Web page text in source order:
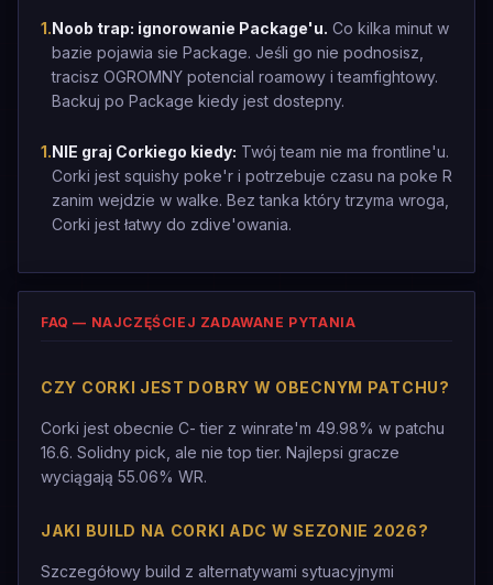
1.Noob trap: ignorowanie Package'u. Co kilka minut w
bazie pojawia sie Package. Jeśli go nie podnosisz,
tracisz OGROMNY potencial roamowy i teamfightowy.
Backuj po Package kiedy jest dostepny.
1.NIE graj Corkiego kiedy: Twój team nie ma frontline'u.
Corki jest squishy poke'r i potrzebuje czasu na poke R
zanim wejdzie w walke. Bez tanka który trzyma wroga,
Corki jest łatwy do zdive'owania.
FAQ — NAJCZĘŚCIEJ ZADAWANE PYTANIA
CZY CORKI JEST DOBRY W OBECNYM PATCHU?
Corki jest obecnie C- tier z winrate'm 49.98% w patchu
16.6. Solidny pick, ale nie top tier. Najlepsi gracze
wyciągają 55.06% WR.
JAKI BUILD NA CORKI ADC W SEZONIE 2026?
Szczegółowy build z alternatywami sytuacyjnymi